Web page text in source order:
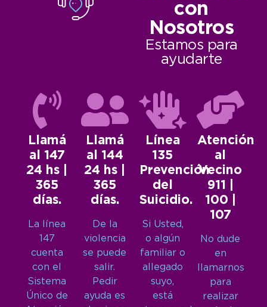
con
Nosotros
Estamos para
ayudarte
Llamá
al 147
24 hs |
365
días.
La línea
147
cuenta
con el
Sistema
Único de
Llamá
al 144
24 hs |
365
días.
De la
violencia
se puede
salir.
Pedir
ayuda es
Línea
135
Prevención
del
Suicidio.
Si Usted,
o algún
familiar o
allegado
suyo,
está
Atención
al
Vecino
911 |
100 |
107
No dude
en
llamarnos
para
realizar